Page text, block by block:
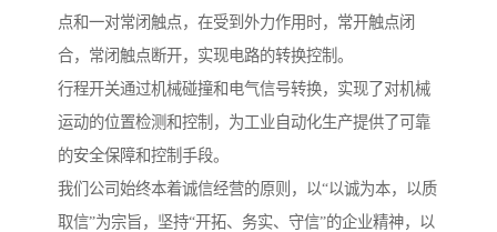
点和一对常闭触点，在受到外力作用时，常开触点闭
合，常闭触点断开，实现电路的转换控制。
行程开关通过机械碰撞和电气信号转换，实现了对机械
运动的位置检测和控制，为工业自动化生产提供了可靠
的安全保障和控制手段。
我们公司始终本着诚信经营的原则，以“以诚为本，以质
取信”为宗旨，坚持“开拓、务实、守信”的企业精神，以